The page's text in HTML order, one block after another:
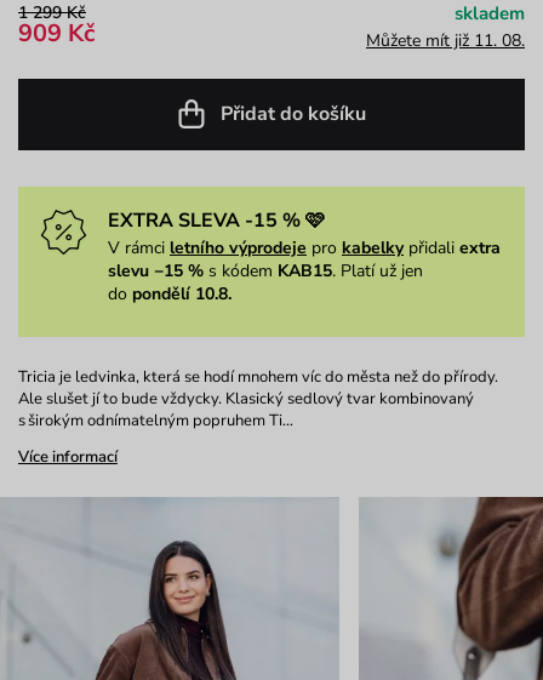
1 299 Kč
909 Kč
skladem
Můžete mít již 11. 08.
Přidat do košíku
EXTRA SLEVA -15 % 🩷
V rámci letního výprodeje pro kabelkypřidali extra
slevu −15 % s kódem KAB15. Platí už jen
do pondělí 10.8.
Tricia je ledvinka, která se hodí mnohem víc do města než do přírody.
Ale slušet jí to bude vždycky. Klasický sedlový tvar kombinovaný
s širokým odnímatelným popruhem Ti…
Více informací